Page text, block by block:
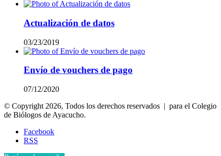
Actualización de datos
03/23/2019
Envío de vouchers de pago
07/12/2020
© Copyright 2026, Todos los derechos reservados | para el Colegio
de Biólogos de Ayacucho.
Facebook
RSS